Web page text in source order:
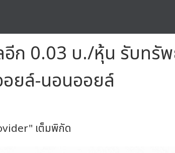
ก 0.03 บ./หุ้น รับทรั
อยล์-นอนออยล์
เต็มพิกัด